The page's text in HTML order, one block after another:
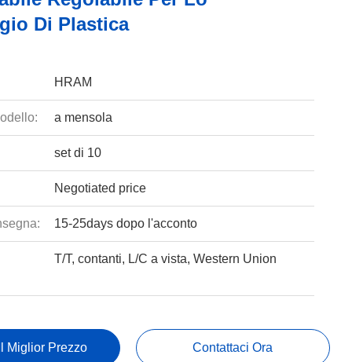
Di Plastica
HRAM
a mensola
set di 10
Negotiated price
15-25days dopo l'acconto
T/T, contanti, L/C a vista, Western Union
Miglior Prezzo Contattaci Ora